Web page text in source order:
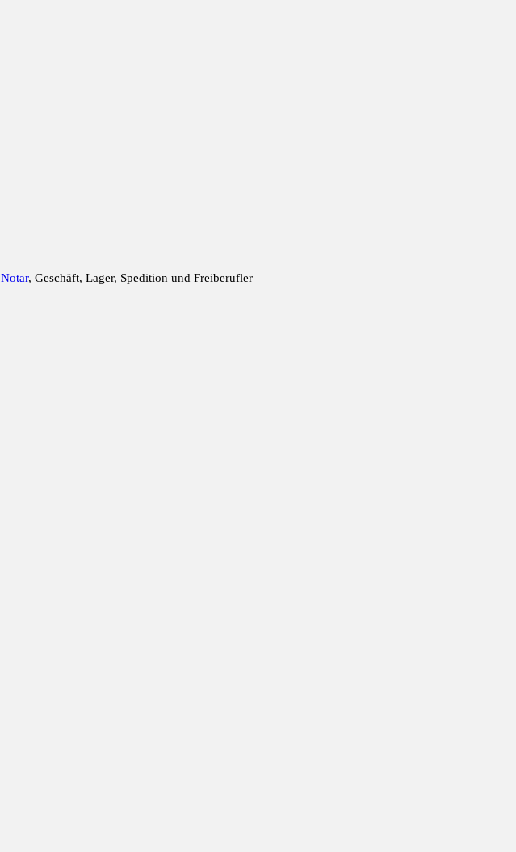
Notar, Geschäft, Lager, Spedition und Freiberufler